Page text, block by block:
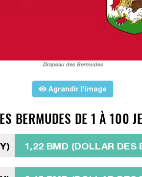
Drapeau des Bermudes
Agrandir l'image
BERMUDES DE 1 À 100
1,22 BMD (DOLLAR DES